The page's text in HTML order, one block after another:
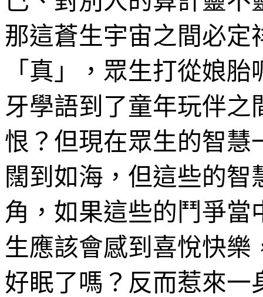
那這蒼生宇宙之間必定
「真」，眾生打從娘
牙學語到了童年玩伴
恨？但現在眾生的智慧
闊到如海，但這些的
角，如果這些的鬥爭當
生應該會感到喜悅快樂
好眠了嗎？反而惹來一